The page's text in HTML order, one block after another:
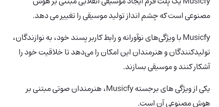
مصنوعی است که چشم انداز تولید موسیقی را تغییر می دهد.
Musicfy با ویژگی‌های نوآورانه و رابط کاربر پسند خود، به نوازندگان،
تولیدکنندگان و هنرمندان این امکان را می‌دهد تا خلاقیت خود را
آشکار کنند و موسیقی بسازند.
یکی از ویژگی های برجسته Musicfy، هنرمندان صوتی مبتنی بر
هوش مصنوعی آن است.